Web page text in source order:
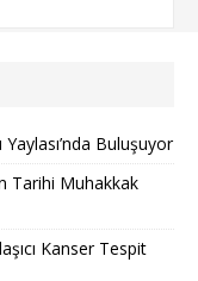
Buluşuyor
Tarihi Muhakkak
Kanser Tespit